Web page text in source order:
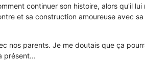
continuer son histoire, alors qu'il
et sa construction amoureuse avec
nos parents. Je me doutais que ça
présent...